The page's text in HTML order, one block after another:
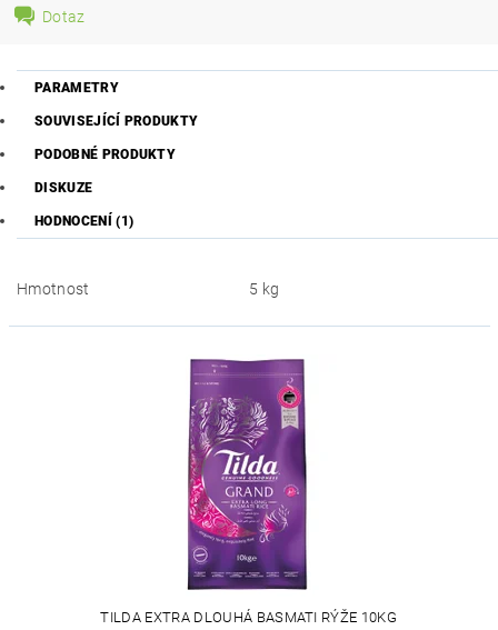
Dotaz
PARAMETRY
SOUVISEJÍCÍ PRODUKTY
PODOBNÉ PRODUKTY
DISKUZE
HODNOCENÍ (1)
Hmotnost 5 kg
TILDA EXTRA DLOUHÁ BASMATI RÝŽE 10KG